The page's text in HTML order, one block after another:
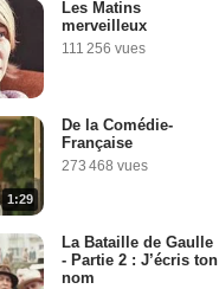
Les Matins
merveilleux
111 256 vues
1:29
De la Comédie-
Française
273 468 vues
La Bataille de Gaulle
- Partie 2 : J’écris ton
nom